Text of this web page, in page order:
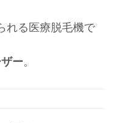
れる医療脱毛機で
ー。